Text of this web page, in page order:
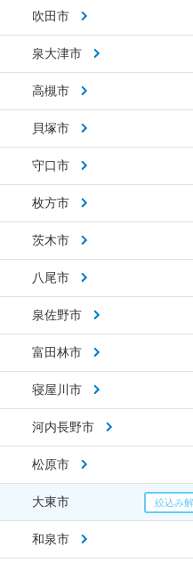
吹田市
泉大津市
高槻市
貝塚市
守口市
枚方市
茨木市
八尾市
泉佐野市
富田林市
寝屋川市
河内長野市
松原市
大東市
和泉市